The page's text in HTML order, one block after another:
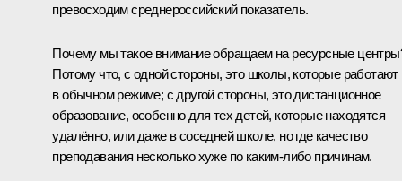
превосходим среднероссийский показатель.
Почему мы такое внимание обращаем на ресурсные
Потому что, с одной стороны, это школы, которые работают
в обычном режиме; с другой стороны, это дистанционное
образование, особенно для тех детей, которые находятся
удалённо, или даже в соседней школе, но где качество
преподавания несколько хуже по каким‑либо причинам.